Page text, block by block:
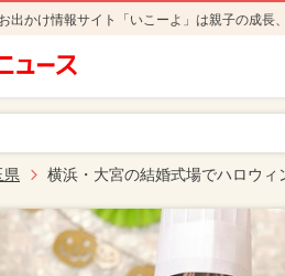
出かけ情報サイト「いこーよ」は親子の成長
県 横浜・大宮の結婚式場でハロウ